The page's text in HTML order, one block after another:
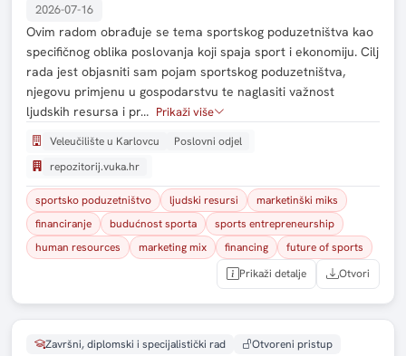
2026-07-16
Ovim radom obrađuje se tema sportskog poduzetništva kao
specifičnog oblika poslovanja koji spaja sport i ekonomiju. Cilj
rada jest objasniti sam pojam sportskog poduzetništva,
njegovu primjenu u gospodarstvu te naglasiti važnost
ljudskih resursa i pr… Prikaži više
Veleučilište u Karlovcu
Poslovni odjel
repozitorij.vuka.hr
sportsko poduzetništvo ljudski resursi
marketinški miks
financiranje
budućnost sporta
sports entrepreneurship
human resources
marketing mix financing
future of sports
Prikaži detalje
Otvori
Završni, diplomski i specijalistički rad Otvoreni pristup